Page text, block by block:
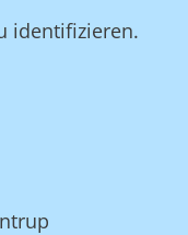
identifizieren.